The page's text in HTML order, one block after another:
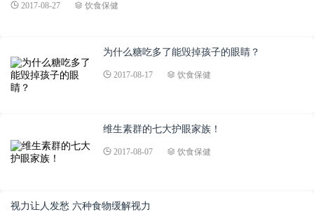
2017-08-27 饮食保健
为什么糖吃多了能毁掉孩子的眼睛？
2017-08-17 饮食保健
维生素群的七大护眼家族！
2017-08-07 饮食保健
视力让人发愁 六种食物缓解视力